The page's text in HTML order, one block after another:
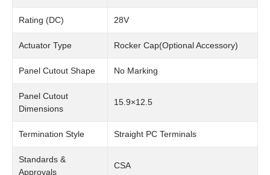
Rating (DC) 28V
Actuator Type Rocker Cap(Optional Accessory)
Panel Cutout Shape No Marking
Panel Cutout
Dimensions
15.9×12.5
Termination Style Straight PC Terminals
Standards &
Approvals
CSA